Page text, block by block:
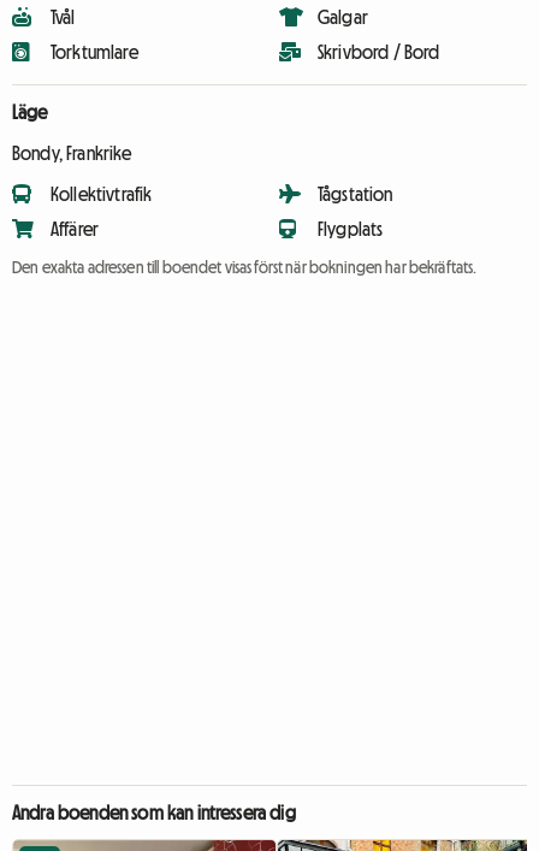
Tvål
Torktumlare
Galgar
Skrivbord / Bord
Läge
Bondy, Frankrike
Kollektivtrafik
Affärer
Tågstation
Flygplats
Den exakta adressen till boendet visas först när bokningen har bekräftats.
Andra boenden som kan intressera dig